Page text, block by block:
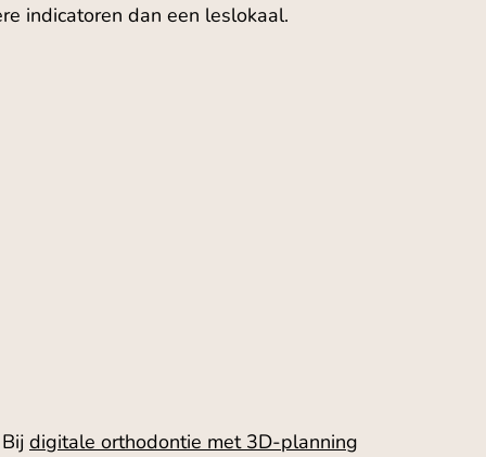
indicatoren dan een leslokaal.
digitale orthodontie met 3D-planning